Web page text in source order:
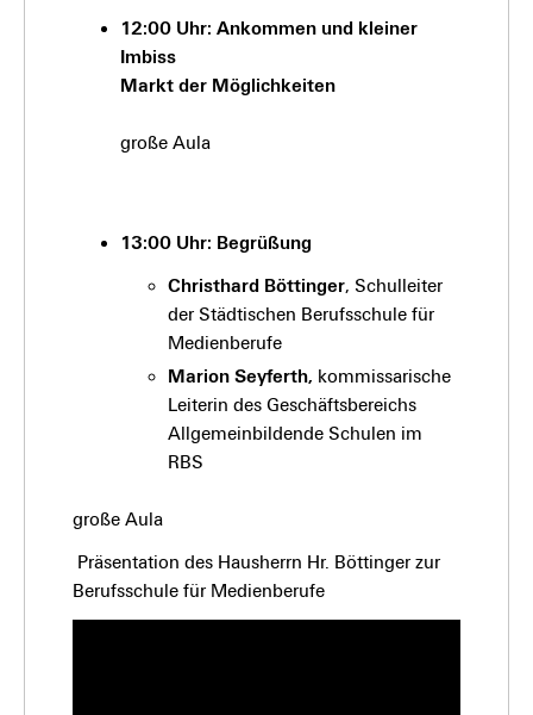
12:00 Uhr: Ankommen und kleiner
Imbiss
Markt der Möglichkeiten
große Aula
13:00 Uhr: Begrüßung
Christhard Böttinger, Schulleiter
der Städtischen Berufsschule für
Medienberufe
Marion Seyferth, kommissarische
Leiterin des Geschäftsbereichs
Allgemeinbildende Schulen im
RBS
große Aula
Präsentation des Hausherrn Hr. Böttinger zur
Berufsschule für Medienberufe